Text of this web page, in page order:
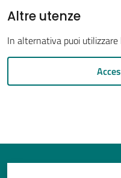
Seguici
Altre utenze
In alternativa puoi